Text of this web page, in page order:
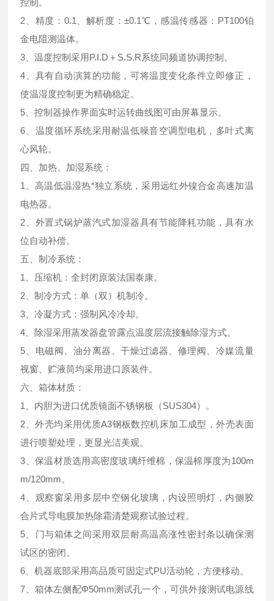
控制。
2、精度：0.1、解析度：±0.1℃，感温传感器：PT100铂
金电阻测温体。
3、温度控制采用P.I.D＋S.S.R系统同频道协调控制。
4、具有自动演算的功能，可将温度变化条件立即修正，
使温湿度控制更为精确稳定。
5、控制器操作界面实时运转曲线图可由屏幕显示。
6、温度循环系统采用耐温低噪音空调型电机，多叶式离
心风轮。
四、加热、加湿系统：
1、高温低温湿热*独立系统，采用远红外镍合金高速加温
电热器。
2、外置式锅炉蒸汽式加湿器具有节能降耗功能，具有水
位自动补偿。
五、制冷系统：
1、压缩机：全封闭原装法国泰康。
2、制冷方式：单（双）机制冷。
3、冷凝方式：强制风冷冷却。
4、除湿采用蒸发器盘管露点温度层流接触除湿方式。
5、电磁阀、油分离器、干燥过滤器、修理阀、冷媒流量
视窗、贮液筒均采用进口原装件。
六、箱体材质：
1、内胆为进口优质镜面不锈钢板（SUS304）。
2、外壳均采用优质A3钢板数控机床加工成型，外壳表面
进行喷塑处理，更显光洁美观。
3、保温材质选用高密度玻璃纤维棉，保温棉厚度为100m
m/120mm。
4、观察窗采用多层中空钢化玻璃，内设照明灯，内侧胶
合片式导电膜加热除霜清楚观察试验过程。
5、门与箱体之间采用双层耐高温高涨性密封条以确保测
试区的密闭。
6、机器底部采用高品质可固定式PU活动轮，方便移动。
7、箱体左侧配Φ50mm测试孔一个，可供外接测试电源线